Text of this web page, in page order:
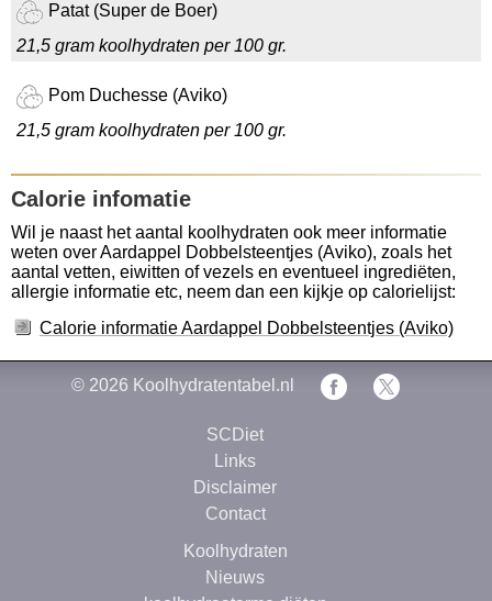
Patat (Super de Boer)
21,5 gram koolhydraten per 100 gr.
Pom Duchesse (Aviko)
21,5 gram koolhydraten per 100 gr.
Calorie infomatie
Wil je naast het aantal koolhydraten ook meer informatie
weten over Aardappel Dobbelsteentjes (Aviko), zoals het
aantal vetten, eiwitten of vezels en eventueel ingrediëten,
allergie informatie etc, neem dan een kijkje op calorielijst:
Calorie informatie Aardappel Dobbelsteentjes (Aviko)
© 2026 Koolhydratentabel.nl
SCDiet
Links
Disclaimer
Contact
Koolhydraten
Nieuws